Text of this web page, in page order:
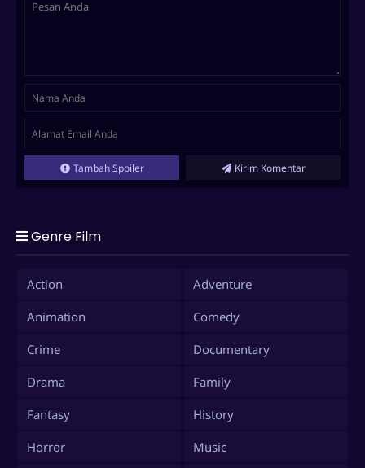
Tambah Spoiler Kirim Komentar
Genre Film
Action
Adventure
Animation
Comedy
Crime
Documentary
Drama
Family
Fantasy
History
Horror
Music